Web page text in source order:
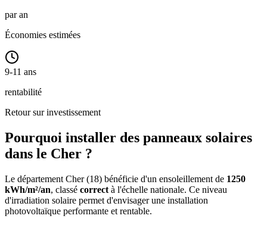
par an
Économies estimées
9-11 ans
rentabilité
Retour sur investissement
Pourquoi installer des panneaux solaires
dans le Cher ?
Le département Cher(18) bénéficie d'un ensoleillement de 1250
kWh/m²/an, classé correct à l'échelle nationale. Ce niveau
d'irradiation solaire permet d'envisager une installation
photovoltaïque performante et rentable.